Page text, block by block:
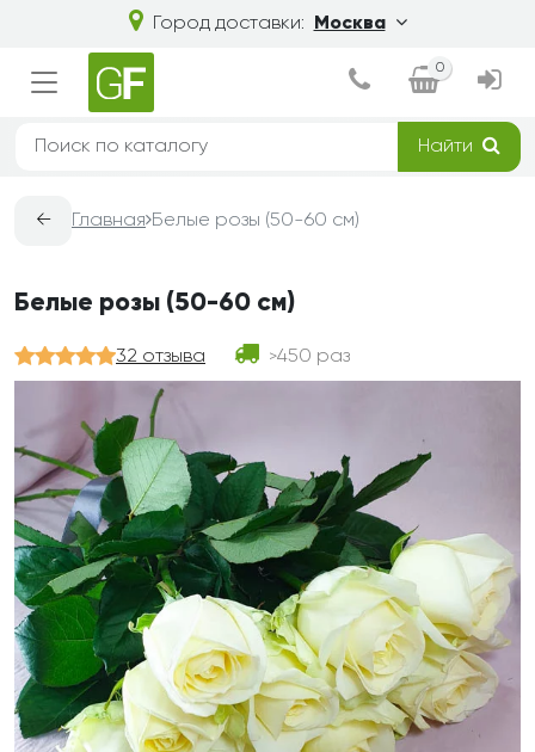
Город доставки: Москва
0
Найти
← Главная Белые розы (50-60 см)
Белые розы (50-60 см)
32 отзыва >450 раз